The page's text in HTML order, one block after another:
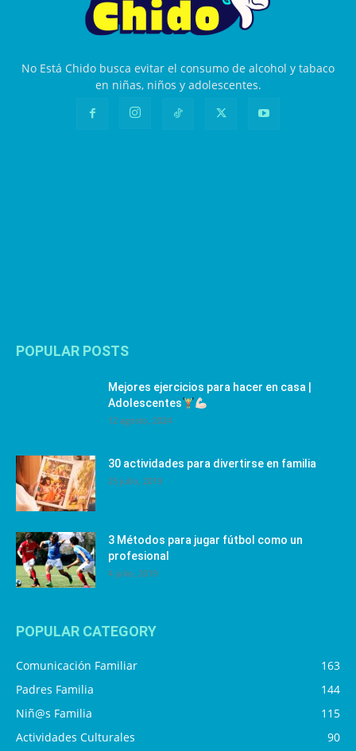
No Está Chido busca evitar el consumo de alcohol y tabaco
en niñas, niños y adolescentes.
POPULAR POSTS
Mejores ejercicios para hacer en casa |
Adolescentes
12 agosto, 2024
30 actividades para divertirse en familia
25 julio, 2019
3 Métodos para jugar fútbol como un
profesional
4 julio, 2019
POPULAR CATEGORY
Comunicación Familiar
163
Padres Familia
144
Niñ@s Familia
115
Actividades Culturales
90